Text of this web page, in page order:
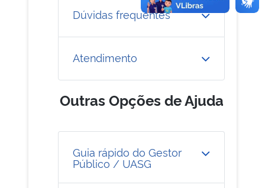
Dúvidas frequentes
Atendimento
Outras Opções de Ajuda
Guia rápido do Gestor
Público / UASG